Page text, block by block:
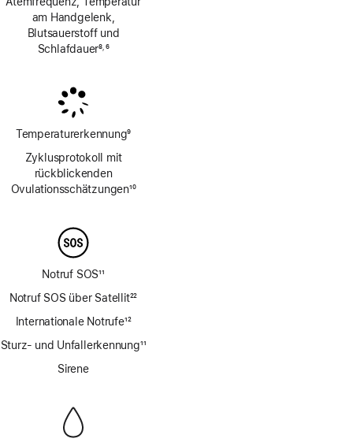
am Handgelenk,
Blutsauerstoff und
Schlafdauer8, 6
Temperaturerkennung9
Zyklusprotokoll mit
rückblickenden
Ovulations­schätzungen10
Notruf SOS11
Notruf SOS über Satellit22
Internationale Notrufe12
Sturz- und Unfallerkennung11
Sirene